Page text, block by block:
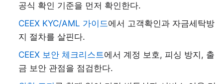
공식 확인 기준을 먼저 확인한다.
CEEX KYC/AML 가이드에서 고객확인과 자금세탁방
지 절차를 살핀다.
CEEX 보안 체크리스트에서 계정 보호, 피싱 방지, 출
금 보안 관점을 점검한다.